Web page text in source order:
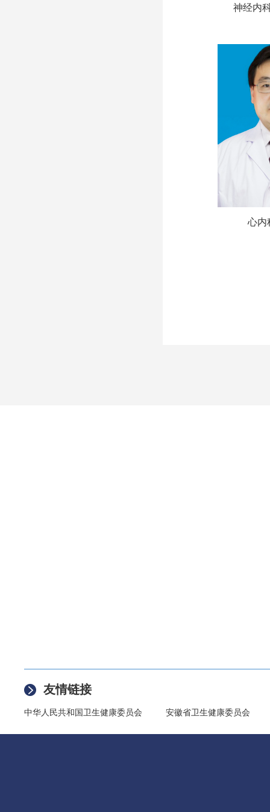
神经内
心内
友情链接
中华人民共和国卫生健康委员会 安徽省卫生健康委员会